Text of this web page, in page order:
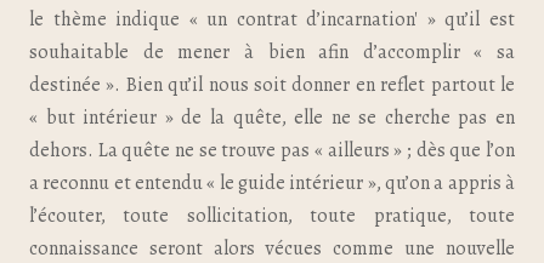
le thème indique « un contrat d’incarnation' » qu’il est
souhaitable de mener à bien afin d’accomplir « sa
destinée ». Bien qu’il nous soit donner en reflet partout le
« but intérieur » de la quête, elle ne se cherche pas en
dehors. La quête ne se trouve pas « ailleurs » ; dès que l’on
a reconnu et entendu « le guide intérieur », qu’on a appris à
l’écouter, toute sollicitation, toute pratique, toute
connaissance seront alors vécues comme une nouvelle